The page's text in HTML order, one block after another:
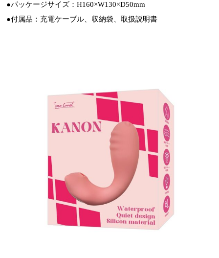
●パッケージサイズ：H160×W130×D50mm
●付属品：充電ケーブル、収納袋、取扱説明書